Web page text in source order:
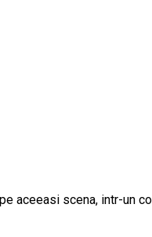
scena, intr-un